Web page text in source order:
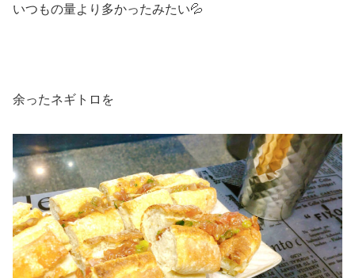
いつもの量より多かったみたい💦
余ったネギトロを